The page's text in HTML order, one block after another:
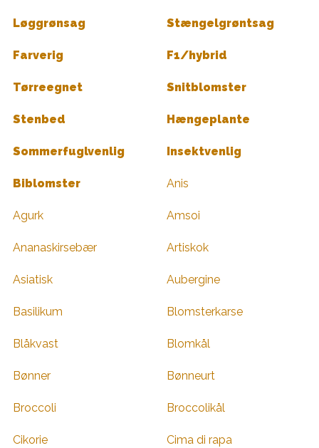
Løggrønsag Stængelgrøntsag
Farverig F1/hybrid
Tørreegnet Snitblomster
Stenbed Hængeplante
Sommerfuglvenlig Insektvenlig
Biblomster Anis
Agurk Amsoi
Ananaskirsebær Artiskok
Asiatisk Aubergine
Basilikum Blomsterkarse
Blåkvast Blomkål
Bønner Bønneurt
Broccoli Broccolikål
Cikorie Cima di rapa